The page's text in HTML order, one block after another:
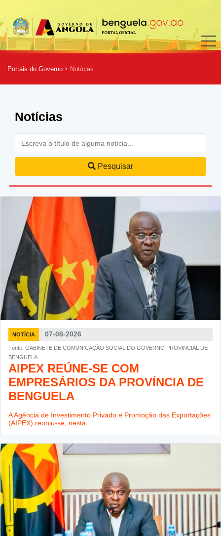
Portais do Governo Notícias
Notícias
Pesquisar
NOTÍCIA 07-08-2026
Fonte: GABINETE DE COMUNICAÇÃO SOCIAL DO GOVERNO PROVINCIAL DE
BENGUELA
AIPEX REÚNE-SE COM
EMPRESÁRIOS DA PROVÍNCIA DE
BENGUELA
A Agência de Investimento Privado e Promoção das Exportações
(AIPEX) reuniu-se, nesta...